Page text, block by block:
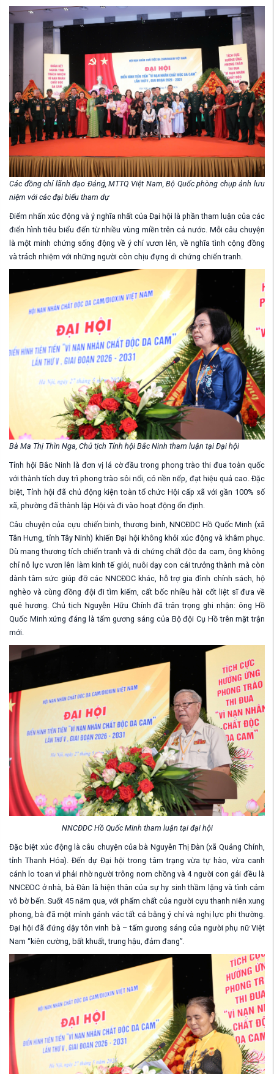
Các đồng chí lãnh đạo Đảng, MTTQ Việt Nam, Bộ Quốc phòng chụp ảnh lưu
niệm với các đại biểu tham dự
Điểm nhấn xúc động và ý nghĩa nhất của Đại hội là phần tham luận của các
điển hình tiêu biểu đến từ nhiều vùng miền trên cả nước. Mỗi câu chuyện
là một minh chứng sống động về ý chí vươn lên, về nghĩa tình cộng đồng
và trách nhiệm với những người còn chịu đựng di chứng chiến tranh.
Bà Ma Thị Thìn Nga, Chủ tịch Tỉnh hội Bắc Ninh tham luận tại Đại hội
Tỉnh hội Bắc Ninh là đơn vị lá cờ đầu trong phong trào thi đua toàn quốc
với thành tích duy trì phong trào sôi nổi, có nền nếp, đạt hiệu quả cao. Đặc
biệt, Tỉnh hội đã chủ động kiện toàn tổ chức Hội cấp xã với gần 100% số
xã, phường đã thành lập Hội và đi vào hoạt động ổn định.
Câu chuyện của cựu chiến binh, thương binh, NNCĐDC Hồ Quốc Minh (xã
Tân Hưng, tỉnh Tây Ninh) khiến Đại hội không khỏi xúc động và khâm phục.
Dù mang thương tích chiến tranh và di chứng chất độc da cam, ông không
chỉ nỗ lực vươn lên làm kinh tế giỏi, nuôi dạy con cái trưởng thành mà còn
dành tâm sức giúp đỡ các NNCĐDC khác, hỗ trợ gia đình chính sách, hộ
nghèo và cùng đồng đội đi tìm kiếm, cất bốc nhiều hài cốt liệt sĩ đưa về
quê hương. Chủ tịch Nguyễn Hữu Chính đã trân trọng ghi nhận: ông Hồ
Quốc Minh xứng đáng là tấm gương sáng của Bộ đội Cụ Hồ trên mặt trận
mới.
NNCĐDC Hồ Quốc Minh tham luận tại đại hội
Đặc biệt xúc động là câu chuyện của bà Nguyễn Thị Đàn (xã Quảng Chính,
tỉnh Thanh Hóa). Đến dự Đại hội trong tâm trạng vừa tự hào, vừa canh
cánh lo toan vì phải nhờ người trông nom chồng và 4 người con gái đều là
NNCĐDC ở nhà, bà Đàn là hiện thân của sự hy sinh thầm lặng và tình cảm
vô bờ bến. Suốt 45 năm qua, với phẩm chất của người cựu thanh niên xung
phong, bà đã một mình gánh vác tất cả bằng ý chí và nghị lực phi thường.
Đại hội đã đứng dậy tôn vinh bà – tấm gương sáng của người phụ nữ Việt
Nam “kiên cường, bất khuất, trung hậu, đảm đang”.